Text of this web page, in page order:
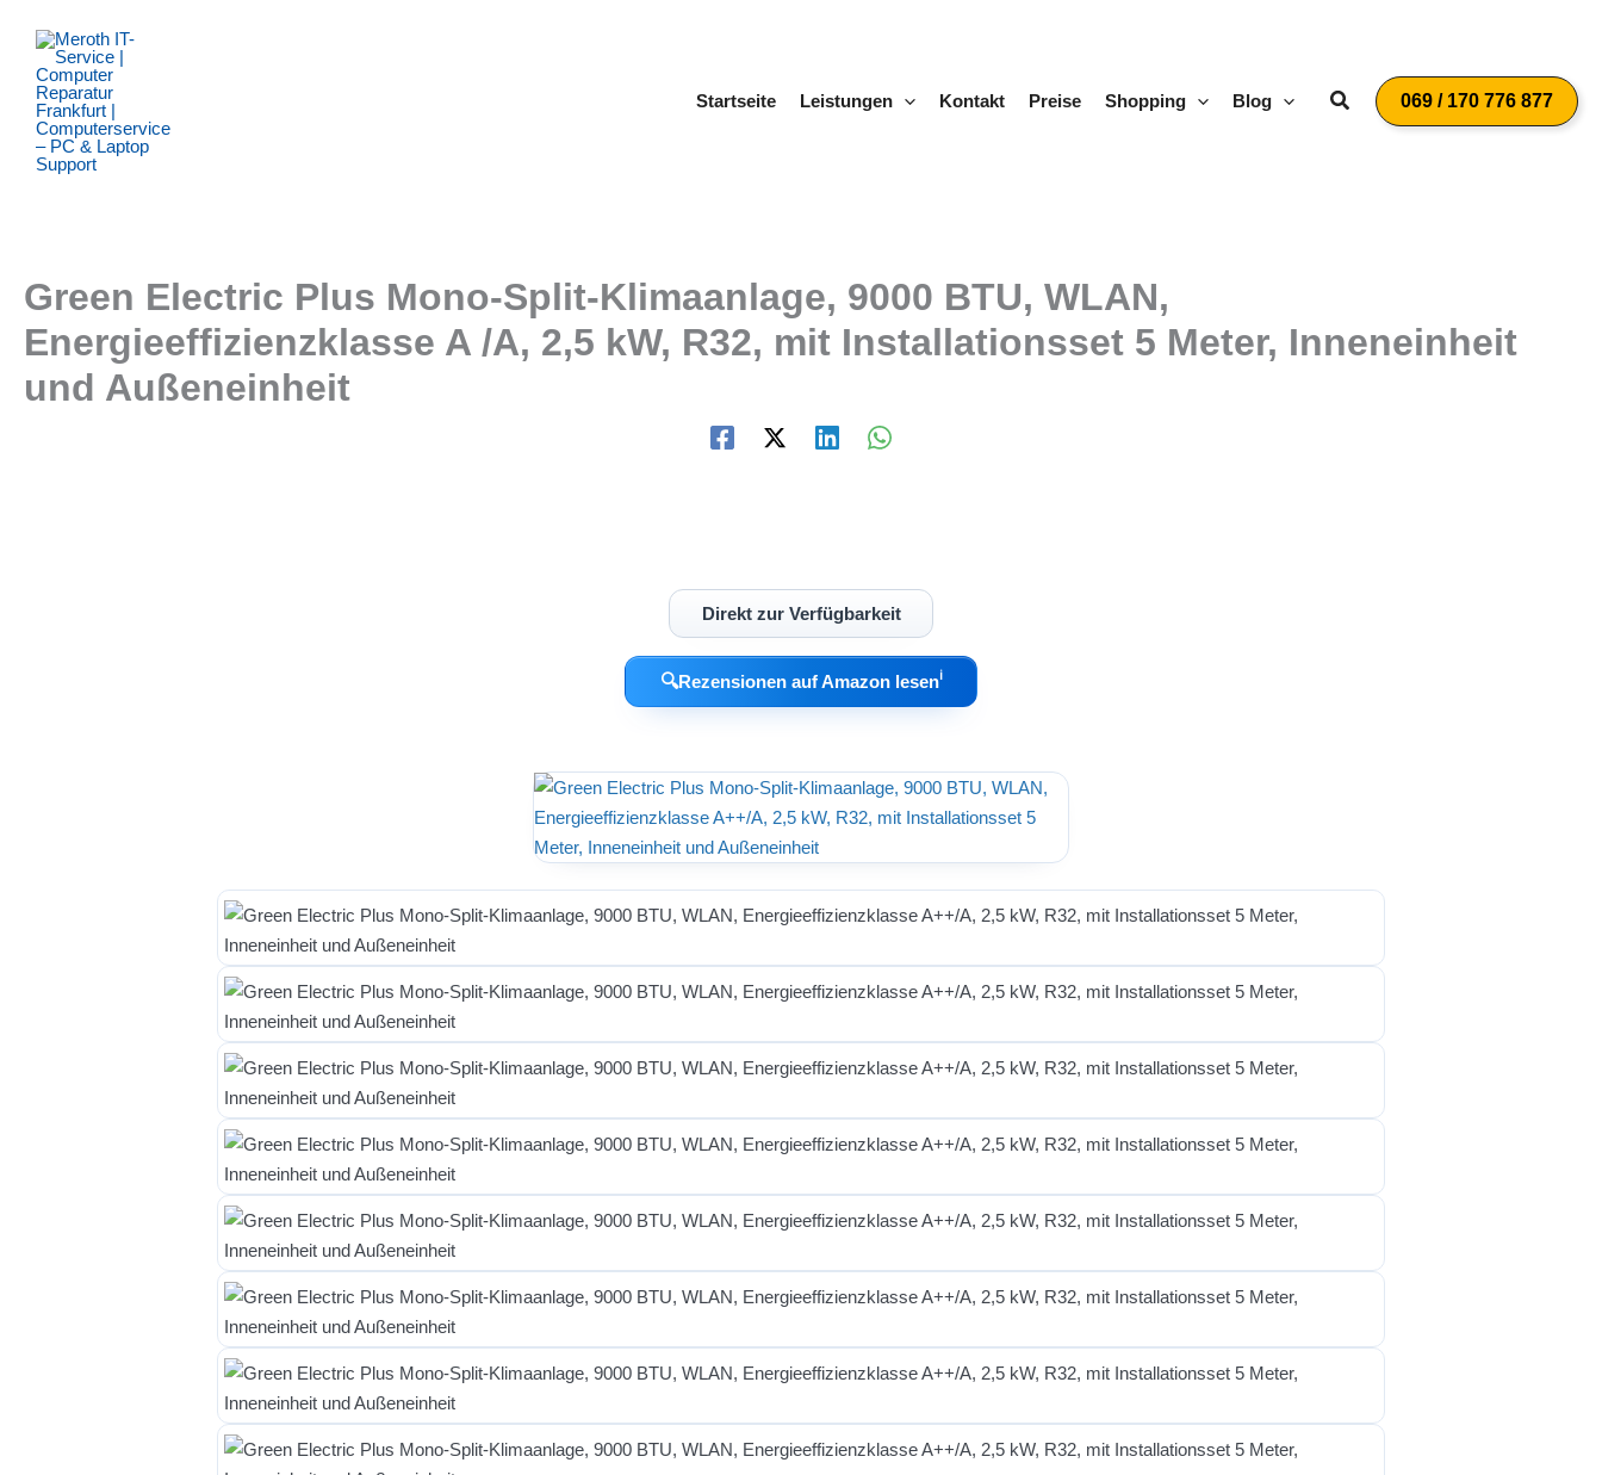
Inhalt
springen
Startseite
Leistungen Kontakt Preise Shopping Blog Suchen069 / 170 776 877
Green Electric Plus Mono-Split-Klimaanlage, 9000 BTU, WLAN,
Energieeffizienzklasse A /A, 2,5 kW, R32, mit Installationsset 5 Meter, Inneneinheit
und Außeneinheit
Direkt zur Verfügbarkeit
🔍Rezensionen auf Amazon lesenℹ︎